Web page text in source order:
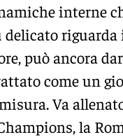
interne
delicato riguarda
può ancora
come un
Va
la